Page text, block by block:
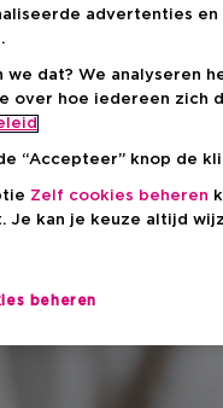
advertenties
we dat? We analyseren
over hoe iedereen zich
“Accepteer” knop de
Zelf cookies beheren
Je kan je keuze altijd
beheren